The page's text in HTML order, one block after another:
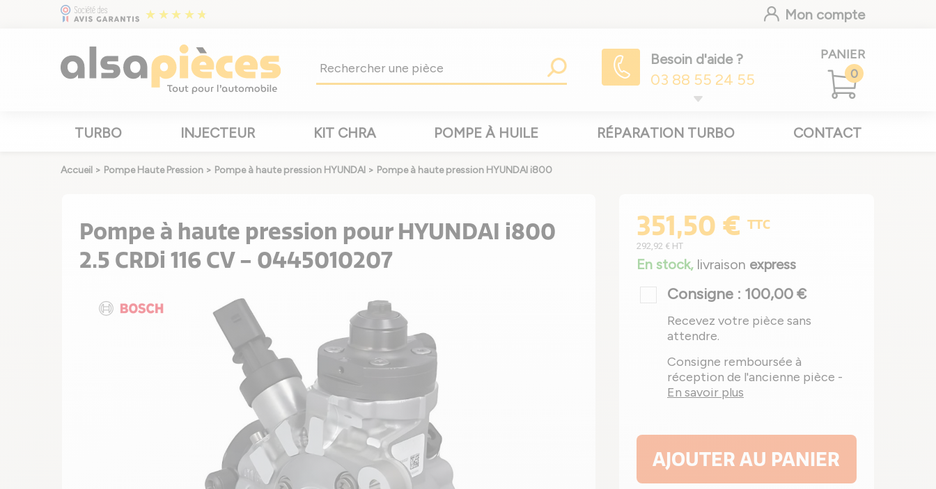
Mon compte
Besoin d'aide ?
03 88 55 24 55
PANIER
0
TURBO INJECTEUR KIT CHRA POMPE À HUILE RÉPARATION TURBO CONTACT
Accueil > Pompe Haute Pression > Pompe à haute pression HYUNDAI > Pompe à haute pression HYUNDAI i800
Pompe à haute pression pour HYUNDAI i800
2.5 CRDi 116 CV - 0445010207
351,50 € TTC
292,92 € HT
En stock, livraison express
Consigne : 100,00 €
Recevez votre pièce sans
attendre.
Consigne remboursée à
réception de l'ancienne pièce -
En savoir plus
AJOUTER AU PANIER